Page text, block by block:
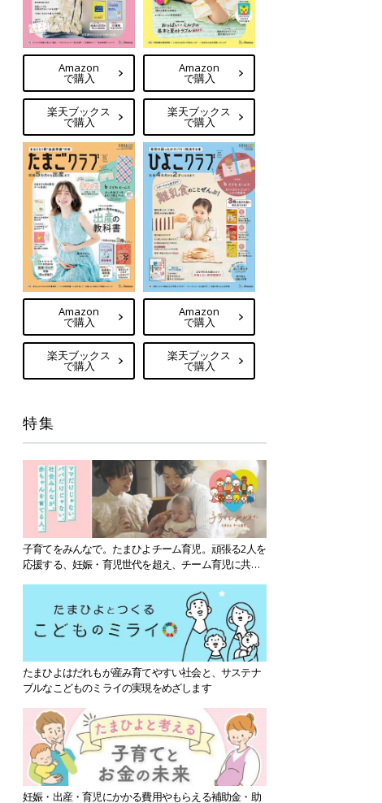
Amazon
で購入
楽天ブックス
で購入
Amazon
で購入
楽天ブックス
で購入
Amazon
で購入
楽天ブックス
で購入
Amazon
で購入
楽天ブックス
で購入
特集
子育てをみんなで。たまひよチーム育児。頑張る2人を
応援する、妊娠・育児世代を超え、チーム育児に共感
たまひよはだれもが産み育てやすい社会と、サステナ
ブルなこどものミライの実現をめざします
妊娠・出産・育児にかかる費用やもらえる補助金・助